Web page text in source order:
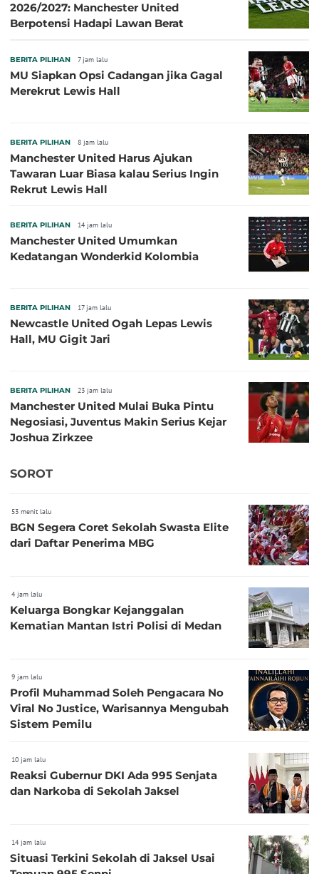
2026/2027: Manchester United
Berpotensi Hadapi Lawan Berat
BERITA PILIHAN 7 jam lalu
MU Siapkan Opsi Cadangan jika Gagal
Merekrut Lewis Hall
BERITA PILIHAN 8 jam lalu
Manchester United Harus Ajukan
Tawaran Luar Biasa kalau Serius Ingin
Rekrut Lewis Hall
BERITA PILIHAN 14 jam lalu
Manchester United Umumkan
Kedatangan Wonderkid Kolombia
BERITA PILIHAN 17 jam lalu
Newcastle United Ogah Lepas Lewis
Hall, MU Gigit Jari
BERITA PILIHAN 23 jam lalu
Manchester United Mulai Buka Pintu
Negosiasi, Juventus Makin Serius Kejar
Joshua Zirkzee
SOROT
53 menit lalu
BGN Segera Coret Sekolah Swasta Elite
dari Daftar Penerima MBG
4 jam lalu
Keluarga Bongkar Kejanggalan
Kematian Mantan Istri Polisi di Medan
9 jam lalu
Profil Muhammad Soleh Pengacara No
Viral No Justice, Warisannya Mengubah
Sistem Pemilu
10 jam lalu
Reaksi Gubernur DKI Ada 995 Senjata
dan Narkoba di Sekolah Jaksel
14 jam lalu
Situasi Terkini Sekolah di Jaksel Usai